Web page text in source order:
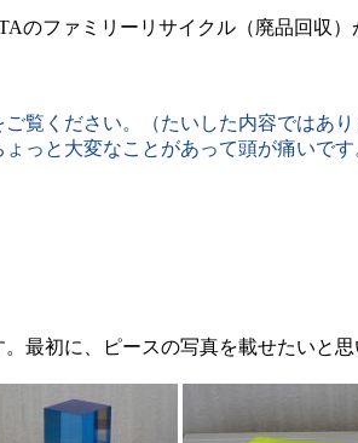
ファミリーリサイクル（廃品回収
覧ください。（たいした内容ではあり
っと大変なことがあって頭が痛いです
最初に、ピースの写真を載せたいと思